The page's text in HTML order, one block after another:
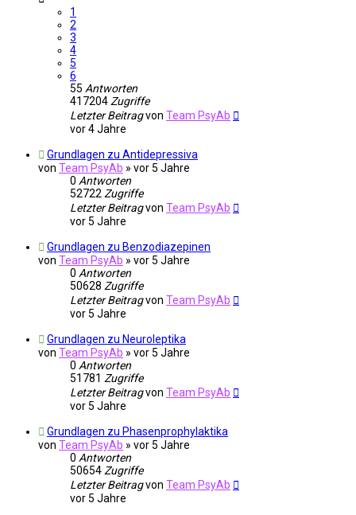
1
2
3
4
5
6
55 Antworten
417204 Zugriffe
Letzter Beitragvon Team PsyAb
vor 4 Jahre
Grundlagen zu Antidepressiva
von Team PsyAb » vor 5 Jahre
0 Antworten
52722 Zugriffe
Letzter Beitragvon Team PsyAb
vor 5 Jahre
Grundlagen zu Benzodiazepinen
von Team PsyAb » vor 5 Jahre
0 Antworten
50628 Zugriffe
Letzter Beitragvon Team PsyAb
vor 5 Jahre
Grundlagen zu Neuroleptika
von Team PsyAb » vor 5 Jahre
0 Antworten
51781 Zugriffe
Letzter Beitragvon Team PsyAb
vor 5 Jahre
Grundlagen zu Phasenprophylaktika
von Team PsyAb » vor 5 Jahre
0 Antworten
50654 Zugriffe
Letzter Beitragvon Team PsyAb
vor 5 Jahre